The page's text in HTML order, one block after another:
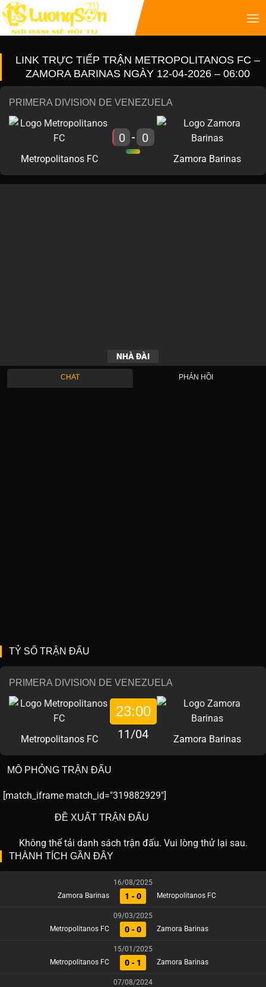
LINK TRỰC TIẾP TRẬN METROPOLITANOS FC –
ZAMORA BARINAS NGÀY 12-04-2026 – 06:00
PRIMERA DIVISION DE VENEZUELA
Metropolitanos FC
0 - 0
Zamora Barinas
NHÀ ĐÀI
CHAT PHẢN HỒI
TỶ SỐ TRẬN ĐẤU
PRIMERA DIVISION DE VENEZUELA
Metropolitanos FC
23:00
11/04 Zamora Barinas
MÔ PHỎNG TRẬN ĐẤU
match_id="319882929"]
ĐỀ XUẤT TRẬN ĐẤU
Không thể tải danh sách trận đấu. Vui lòng thử lại sau.
THÀNH TÍCH GẦN ĐÂY
16/08/2025
Zamora Barinas
1 - 0 Metropolitanos FC
09/03/2025
Metropolitanos FC
0 - 0 Zamora Barinas
15/01/2025
Metropolitanos FC
0 - 1 Zamora Barinas
07/08/2024